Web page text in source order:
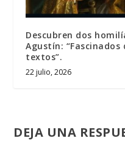
Descubren dos
Agustín:
textos”.
22 julio, 2026
DEJA UNA